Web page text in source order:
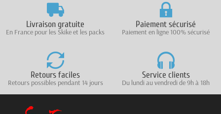
Livraison gratuite
En France pour les Skike et les packs
Paiement sécurisé
Paiement en ligne 100% sécurisé
Retours faciles
Retours possibles pendant 14 jours
Service clients
Du lundi au vendredi de 9h à 18h